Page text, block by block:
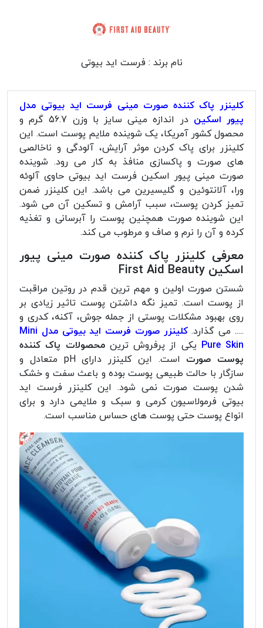
نام برند : فرست اید بیوتی
کلینزر پاک کننده صورت مینی فرست اید بیوتی مدل
پیور اسکین
در اندازه مینی سایز با وزن 56.7 گرم و
محصول کشور آمریکا، یک شوینده ملایم پوست است. این
کلینزر برای پاک کردن موثر آرایش، آلودگی و ناخالصی
های صورت و پاکسازی منافذ به کار می رود. شوینده
صورت مینی پیور اسکین فرست اید بیوتی حاوی آلوئه
ورا، آلانتوئین و گلیسیرین می باشد. این کلینزر ضمن
تمیز کردن پوست، سبب آرامش و تسکین آن می شود.
این شوینده صورت همچنین پوست را آبرسانی و تغذیه
کرده و آن را نرم و صاف و مرطوب می کند.
معرفی کلینزر پاک کننده صورت مینی پیور
اسکین First Aid Beauty
شستن صورت اولین و مهم ترین قدم در روتین مراقبت
از پوست است. تمیز نگه داشتن پوست تاثیر زیادی بر
روی بهبود مشکلات پوستی از جمله جوش، آکنه، کدری و
..... می گذارد.
کلینزر صورت فرست اید بیوتی مدل Mini
Pure Skin یکی از پرفروش ترینمحصولات پاک کننده
پوست صورت
است. این کلینزر دارای pH متعادل و
سازگار با حالت طبیعی پوست بوده و باعث سفت و خشک
شدن پوست صورت نمی شود. این کلینزر فرست اید
بیوتی فرمولاسیون کرمی و سبک و ملایمی دارد و برای
انواع پوست حتی پوست های حساس مناسب است.